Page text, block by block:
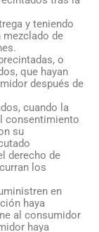
y teniendo
mezclado de
o
que hayan
después de
cuando la
consentimiento
su
derecho de
los
en
haya
al consumidor
haya